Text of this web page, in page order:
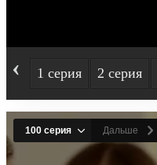
‹ 1 серия 2 серия